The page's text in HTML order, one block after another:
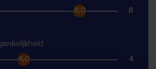
8,0 8
4,0 4